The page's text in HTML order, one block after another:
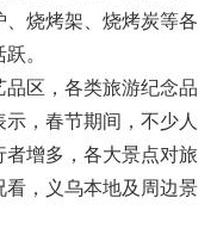
烧烤架、烧烤炭等各
。
区，各类旅游纪念品
，春节期间，不少人
增多，各大景点对旅
，义乌本地及周边景